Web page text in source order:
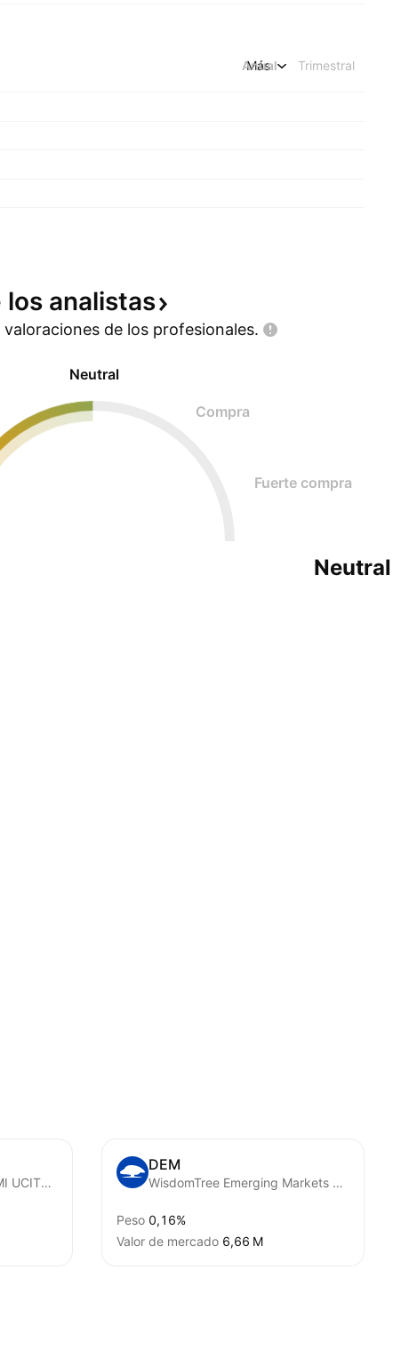
Anual Trimestral
Más
los analistas
de los profesionales.
Neutral
Compra
Fuerte compra
Neutral
iShares Core MSCI EM IMI UCITS ETF
DEM
WisdomTree Emerging Markets High Dividend Fund
Peso 0,16%
Valor de mercado ‪6,66 M‬